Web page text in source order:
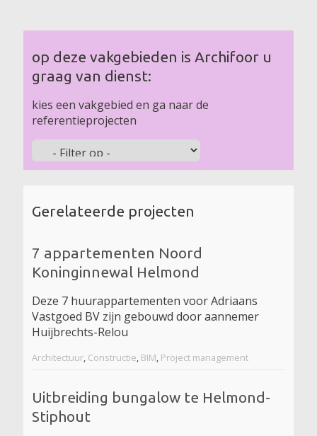
op deze vakgebieden is Archifoor u
graag van dienst:
kies een vakgebied en ga naar de
referentieprojecten
Gerelateerde projecten
7 appartementen Noord
Koninginnewal Helmond
Deze 7 huurappartementen voor Adriaans
Vastgoed BV zijn gebouwd door aannemer
Huijbrechts-Relou
Architectuur Constructie BIM Project management
Uitbreiding bungalow te Helmond-
Stiphout